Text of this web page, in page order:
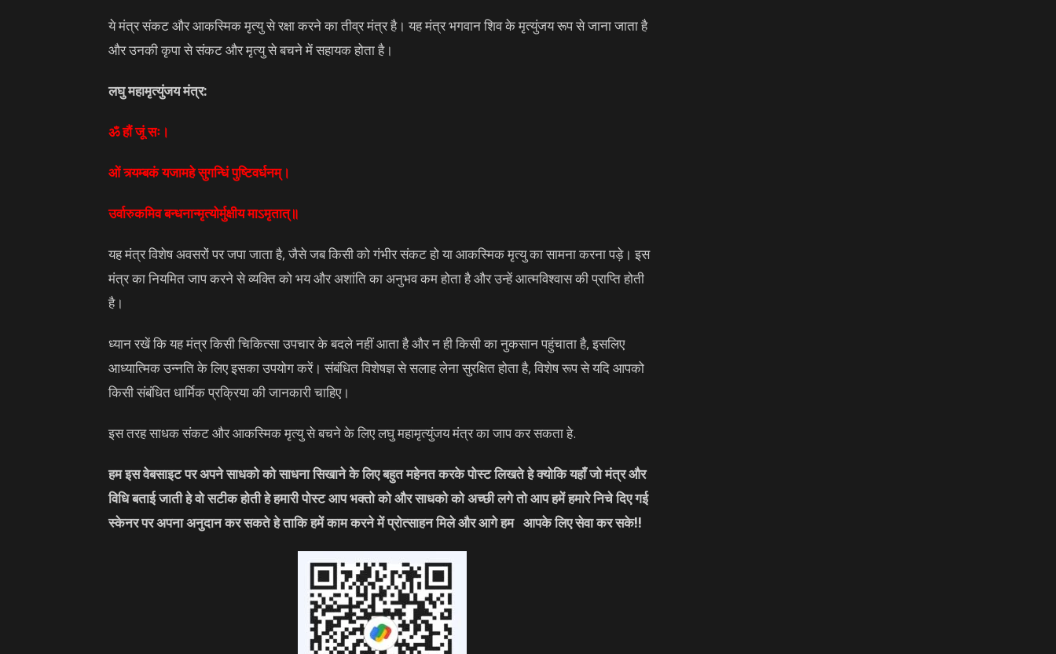
ये मंत्र संकट और आकस्मिक मृत्यु से रक्षा करने का तीव्र मंत्र है। यह मंत्र भगवान शिव के मृत्युंजय रूप से जाना जाता है
और उनकी कृपा से संकट और मृत्यु से बचने में सहायक होता है।
लघु महामृत्युंजय मंत्र:
ॐ हौं जूं सः।
ओं त्र्यम्बकं यजामहे सुगन्धिं पुष्टिवर्धनम्।
उर्वारुकमिव बन्धनान्मृत्योर्मुक्षीय माऽमृतात्॥
यह मंत्र विशेष अवसरों पर जपा जाता है, जैसे जब किसी को गंभीर संकट हो या आकस्मिक मृत्यु का सामना करना पड़े। इस
मंत्र का नियमित जाप करने से व्यक्ति को भय और अशांति का अनुभव कम होता है और उन्हें आत्मविश्वास की प्राप्ति होती
है।
ध्यान रखें कि यह मंत्र किसी चिकित्सा उपचार के बदले नहीं आता है और न ही किसी का नुकसान पहुंचाता है, इसलिए
आध्यात्मिक उन्नति के लिए इसका उपयोग करें। संबंधित विशेषज्ञ से सलाह लेना सुरक्षित होता है, विशेष रूप से यदि आपको
किसी संबंधित धार्मिक प्रक्रिया की जानकारी चाहिए।
इस तरह साधक संकट और आकस्मिक मृत्यु से बचने के लिए लघु महामृत्युंजय मंत्र का जाप कर सकता हे.
हम इस वेबसाइट पर अपने साधको को साधना सिखाने के लिए बहुत महेनत करके पोस्ट लिखते हे क्योकि यहाँ जो मंत्र और
विधि बताई जाती हे वो सटीक होती हे हमारी पोस्ट आप भक्तो को और साधको को अच्छी लगे तो आप हमें हमारे निचे दिए गई
स्केनर पर अपना अनुदान कर सकते हे ताकि हमें काम करने में प्रोत्साहन मिले और आगे हम आपके लिए सेवा कर सके!!